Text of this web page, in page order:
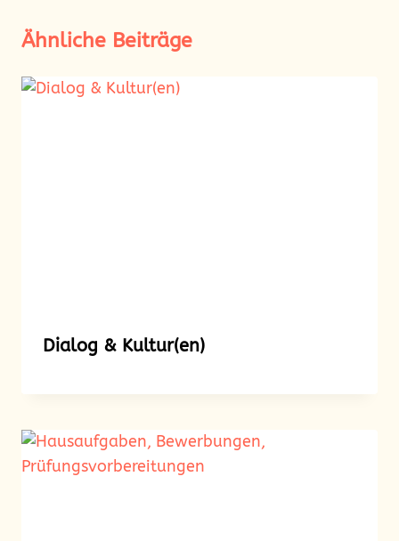
Ähnliche Beiträge
Dialog & Kultur(en)